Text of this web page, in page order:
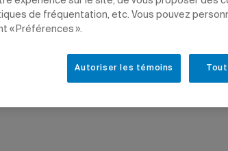
de fréquentation, etc. Vous pouvez
« Préférences ».
Autoriser les témoins